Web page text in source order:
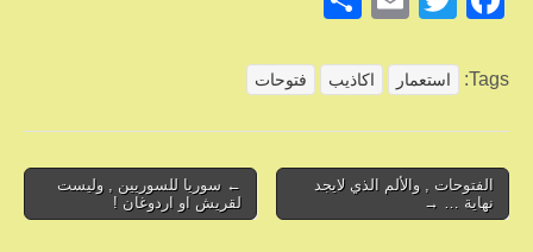
c
o
o
tt
ail
ar
Tags: استعمار اكاذيب فتوحات
Post
navigation
← سوريا للسوريين , وليست
لقريش او اردوغان !
الفتوحات , والألم الذي لايجد
نهاية … →